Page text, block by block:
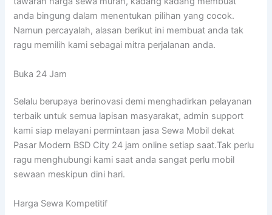
anda bingung dalam menentukan pilihan yang cocok.
Namun percayalah, alasan berikut ini membuat anda tak
ragu memilih kami sebagai mitra perjalanan anda.
Buka 24 Jam
Selalu berupaya berinovasi demi menghadirkan pelayanan
terbaik untuk semua lapisan masyarakat, admin support
kami siap melayani permintaan jasa Sewa Mobil dekat
Pasar Modern BSD City 24 jam online setiap saat.Tak perlu
ragu menghubungi kami saat anda sangat perlu mobil
sewaan meskipun dini hari.
Harga Sewa Kompetitif